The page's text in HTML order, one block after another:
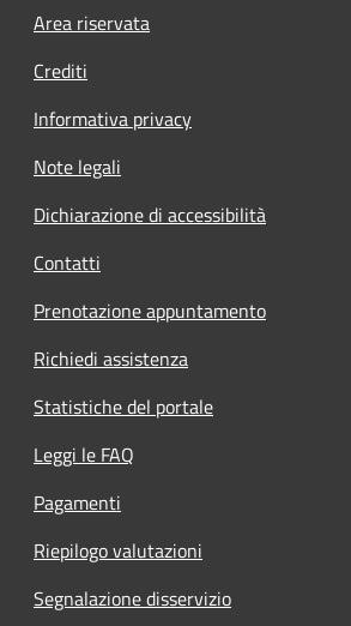
Footer menu
Area riservata
Crediti
Informativa privacy
Note legali
Dichiarazione di accessibilità
Contatti
Prenotazione appuntamento
Richiedi assistenza
Statistiche del portale
Leggi le FAQ
Pagamenti
Riepilogo valutazioni
Segnalazione disservizio